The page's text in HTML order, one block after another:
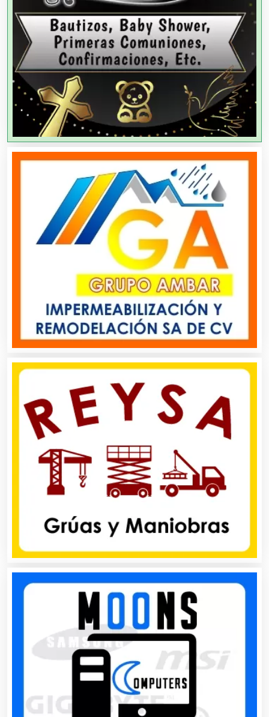
Artesanías
Artículos de Oficina
Artículos de Piel
Artículos Importados
Artículos para el Hogar
Artículos para Regalos
Artículos Personales
Artículos Publicitarios
Aseguradoras
Asesores Técnicos
Asesoría Fiscal
Asociaciones Empresariales
Audio, Sonido e Iluminación
Audios para Eventos
Autobuses